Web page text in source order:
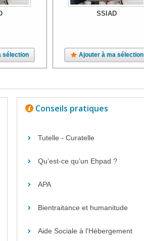
sélection
SSIAD
Ajouter à ma sélection
Conseils pratiques
Tutelle - Curatelle
Qu’est-ce qu’un Ehpad ?
APA
Bientraitance et humanitude
Aide Sociale à l'Hébergement